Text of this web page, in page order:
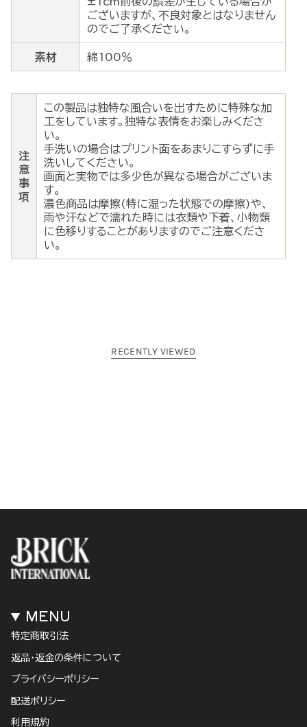
ございますが、不良対象とはなりません
のでご了承ください。
素材 綿100％
注
意
事
項
この製品は独特な風合いを出すために特殊な加
工をしています。独特な表情をお楽しみくださ
い。
手洗いの場合はプリント面をあまりこすらずに手
洗いしてください。
画面と実物では多少色が異なる場合がございま
す。
濃色商品は摩擦(特に湿った状態での摩擦)や、
雨や汗などで濡れた時には衣類や下着、小物類
に色移りすることがありますのでご注意くださ
い。
RECENTLY VIEWED
MENU
特定商取引法
返品・返金の条件について
プライバシーポリシー
配送ポリシー
利用規約